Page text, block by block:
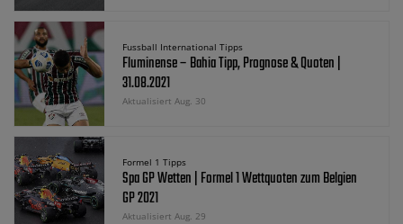
Fussball International Tipps
Fluminense – Bahia Tipp, Prognose & Quoten |
31.08.2021
Aktualisiert Aug. 30
Formel 1 Tipps
Spa GP Wetten | Formel 1 Wettquoten zum Belgien
GP 2021
Aktualisiert Aug. 29